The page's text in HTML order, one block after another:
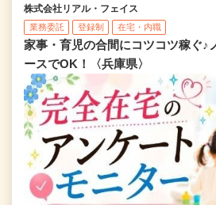
株式会社リアル・フェイス
業務委託 登録制 在宅・内職
家事・育児の合間にコツコツ稼ぐ♪
ースでOK！〈兵庫県〉